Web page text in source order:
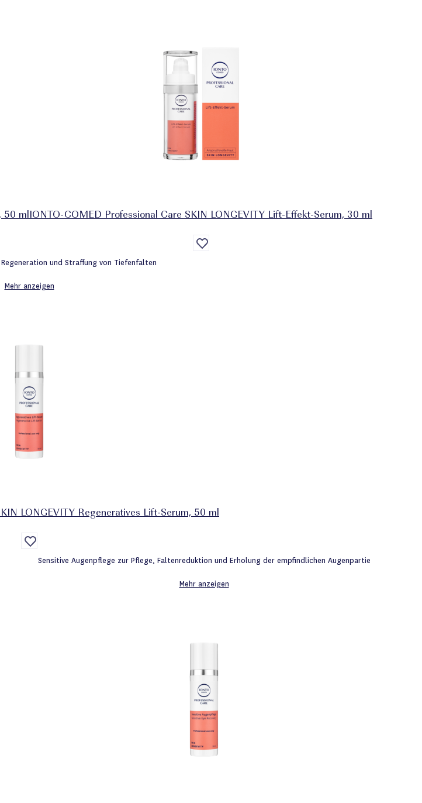
50 mlIONTO-COMED Professional Care SKIN LONGEVITY Lift-Effekt-Serum, 30 ml
Auf
die
und Straffung von Tiefenfalten
Mehr anzeigen
LONGEVITY Regeneratives Lift-Serum, 50 ml
Auf
die
Wunschliste
Sensitive Augenpflege zur Pflege, Faltenreduktion und Erholung der empfindlichen Augenpartie
Mehr anzeigen